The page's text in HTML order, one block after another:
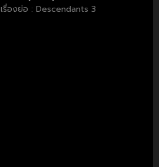
เรื่องย่อ : Descendants 3